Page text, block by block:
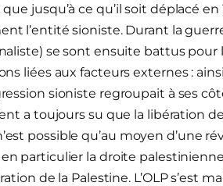
jusqu’à ce qu’il soit déplacé
l’entité sioniste. Durant la
se sont ensuite battus pour
liées aux facteurs externes :
sioniste regroupait à ses
a toujours su que la libération
possible qu’au moyen d’une
particulier la droite
de la Palestine. L’OLP s’est